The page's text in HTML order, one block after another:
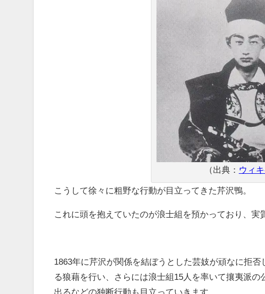
（出典： ウィ
こうして徐々に粗野な行動が目立ってきた芹沢鴨。
これに頭を抱えていたのが浪士組を預かっており、実
1863年に芹沢が関係を結ぼうとした芸妓が頑なに拒
る狼藉を行い、さらには浪士組15人を率いて攘夷派
出るなどの独断行動も目立っていきます。